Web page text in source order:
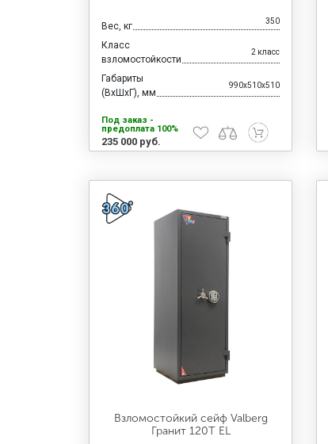
Вес, кг 350
Класс
взломостойкости
2 класс
Габариты
(ВхШхГ), мм
990x510x510
Под заказ -
предоплата 100%
235 000 руб.
Взломостойкий сейф Valberg
Гранит 120Т EL